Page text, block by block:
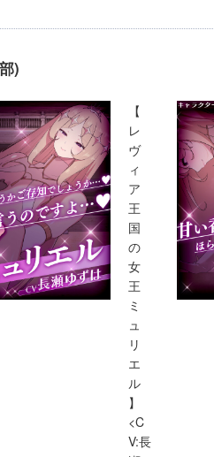
)
【
レ
ヴ
ィ
ア
王
国
の
女
王
ミ
ュ
リ
エ
ル
】
<C
V:長